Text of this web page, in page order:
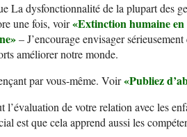
La dysfonctionnalité de la plupart des
une fois, voir«Extinction humaine
e»– J’encourage envisager
améliorer notre monde.
par vous-même. Voir«Publiez
de votre relation avec les
est que cela apprend aussi les